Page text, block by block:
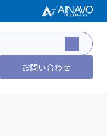
お問い合わせ